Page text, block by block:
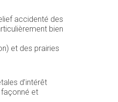
accidenté des
bien
et des prairies
d’intérêt
et